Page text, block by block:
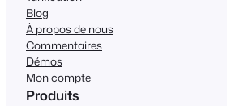
Blog
À propos de nous
Commentaires
Démos
Mon compte
Produits